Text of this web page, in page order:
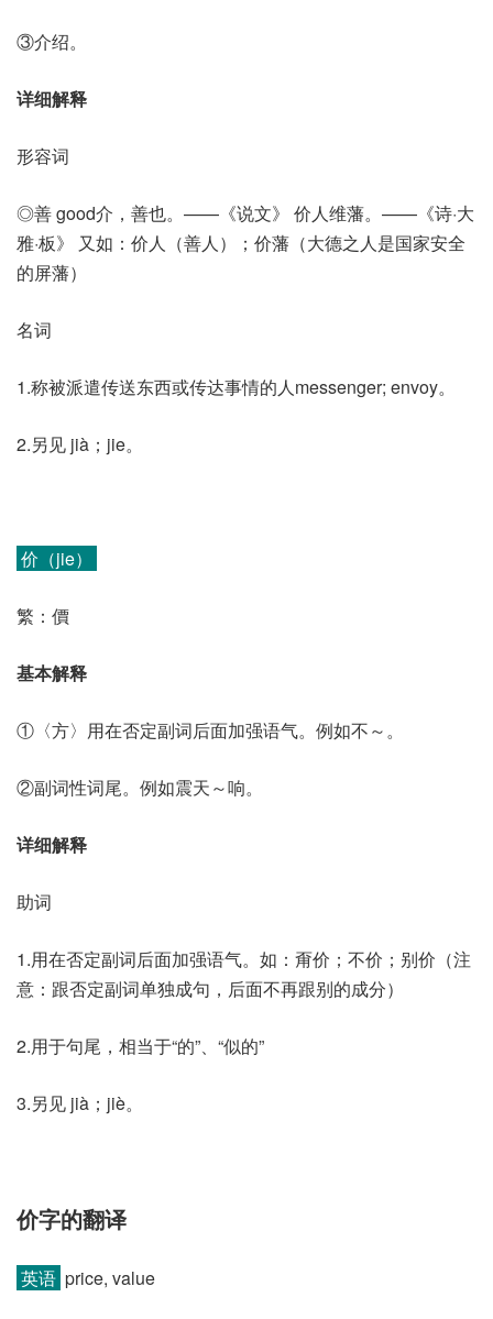
③介绍。
详细解释
形容词
◎善 good介，善也。——《说文》 价人维藩。——《诗·大
雅·板》 又如：价人（善人）；价藩（大德之人是国家安全
的屏藩）
名词
1.称被派遣传送东西或传达事情的人messenger; envoy。
2.另见 jià；jie。
价（jie）
繁：價
基本解释
①〈方〉用在否定副词后面加强语气。例如不～。
②副词性词尾。例如震天～响。
详细解释
助词
1.用在否定副词后面加强语气。如：甭价；不价；别价（注
意：跟否定副词单独成句，后面不再跟别的成分）
2.用于句尾，相当于“的”、“似的”
3.另见 jià；jiè。
价字的翻译
英语 price, value